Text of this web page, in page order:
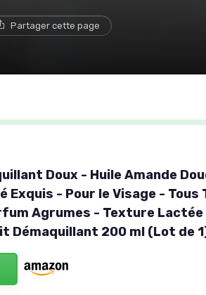
Partager cette page
Doux - Huile Amande
Exquis - Pour le Visage - Tous
Agrumes - Texture Lactée
Démaquillant 200 ml (Lot de